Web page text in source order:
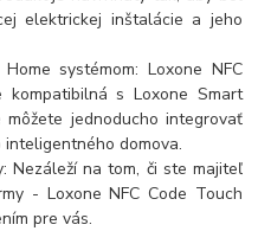
elektrickej inštalácie a jeho
systémom: Loxone NFC
s Loxone Smart
môžete jednoducho integrovať
domova.
Nezáleží na tom, či ste majiteľ
- Loxone NFC Code Touch
pre vás.